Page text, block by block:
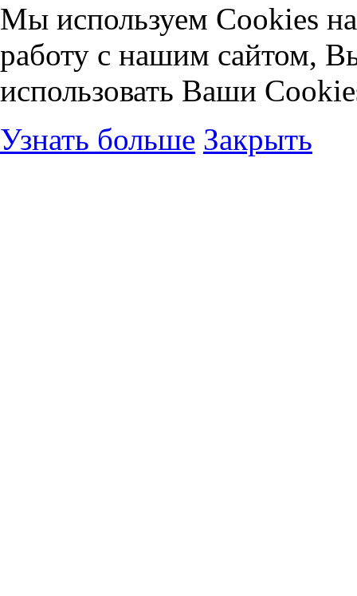
Мы используем Cookies
работу с нашим сайтом,
использовать Ваши
Узнать больше Закрыть